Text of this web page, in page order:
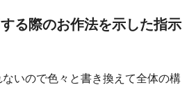
る際のお作法を示した指示
いので色々と書き換えて全体の構